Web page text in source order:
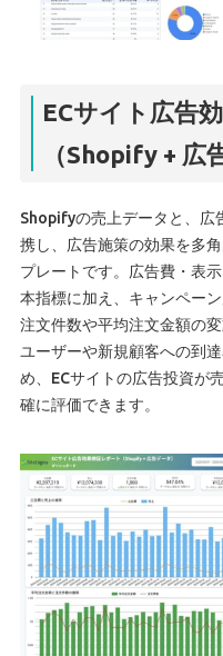
ECサイト広告
（Shopify + 広
Shopifyの売上データと、広
携し、広告施策の効果を多
プレートです。広告費・表
本指標に加え、キャンペー
注文件数や平均注文金額の
ユーザーや新規顧客への到
め、ECサイトの広告投資が
確に評価できます。